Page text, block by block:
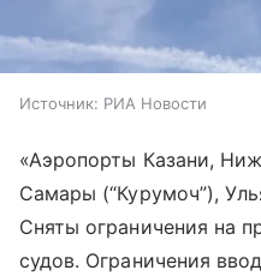
Источник: РИА Новости
«Аэропорты Казани,
Самары (“Курумоч”),
Сняты ограничения на
судов.‍‍‍ Ограничения